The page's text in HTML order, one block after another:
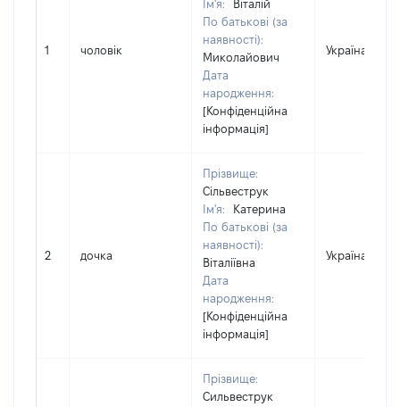
1 чоловік
Ім'я:
Віталій
По батькові (за
наявності):
Миколайович
Дата
народження:
[Конфіденційна
інформація]
Україна
2 дочка
Прізвище:
Сільвеструк
Ім'я:
Катерина
По батькові (за
наявності):
Віталіївна
Дата
народження:
[Конфіденційна
інформація]
Україна
Прізвище:
Сильвеструк